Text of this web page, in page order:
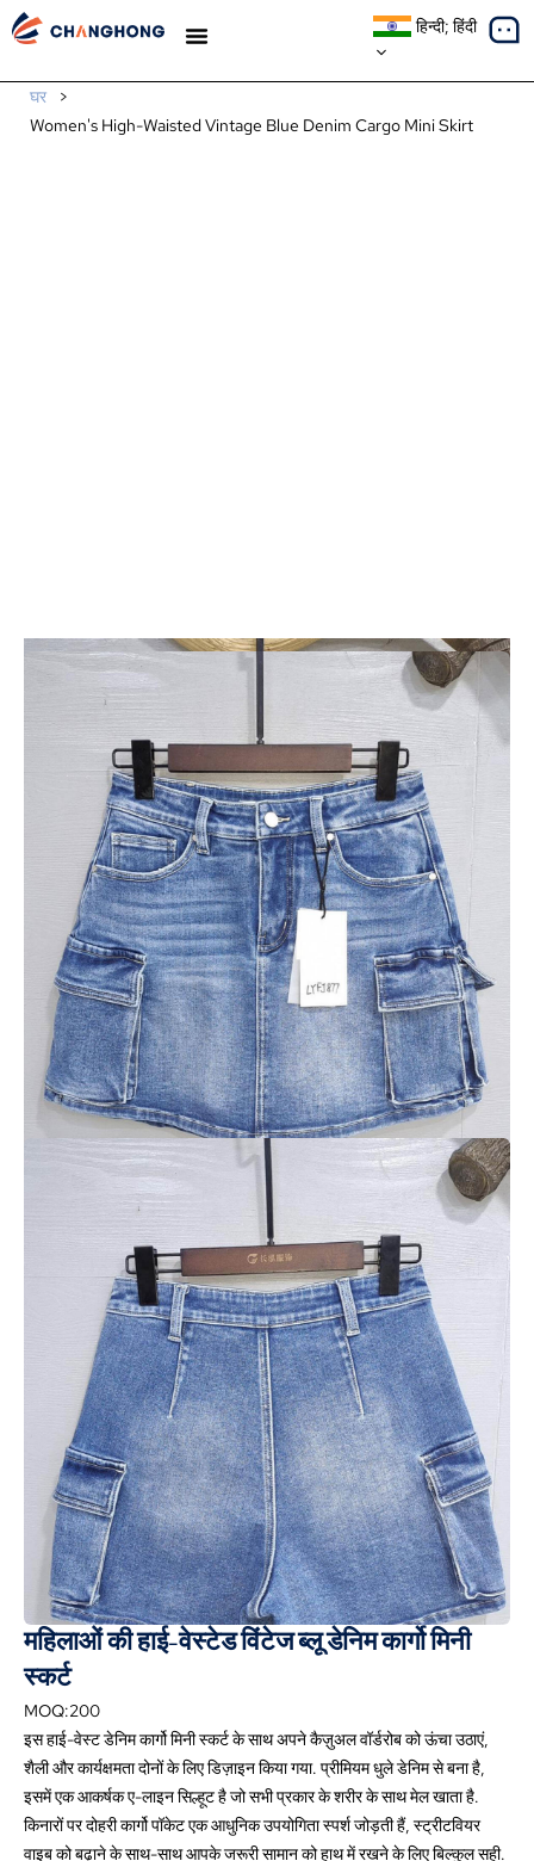
हिन्दी; हिंदी
घर
>
Women's High-Waisted Vintage Blue Denim Cargo Mini Skirt
महिलाओं की हाई-वेस्टेड विंटेज ब्लू डेनिम कार्गो मिनी
स्कर्ट
MOQ:200
इस हाई-वेस्ट डेनिम कार्गो मिनी स्कर्ट के साथ अपने कैज़ुअल वॉर्डरोब को ऊंचा उठाएं,
शैली और कार्यक्षमता दोनों के लिए डिज़ाइन किया गया. प्रीमियम धुले डेनिम से बना है,
इसमें एक आकर्षक ए-लाइन सिल्हूट है जो सभी प्रकार के शरीर के साथ मेल खाता है.
किनारों पर दोहरी कार्गो पॉकेट एक आधुनिक उपयोगिता स्पर्श जोड़ती हैं, स्ट्रीटवियर
वाइब को बढ़ाने के साथ-साथ आपके जरूरी सामान को हाथ में रखने के लिए बिल्कुल सही.